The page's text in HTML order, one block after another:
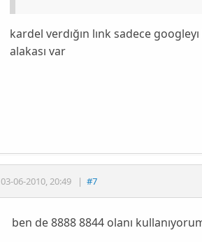
kardel verdığın lınk sadece
alakası var
03-06-2010,20:49 | #7
ben de 8888 8844 olanı